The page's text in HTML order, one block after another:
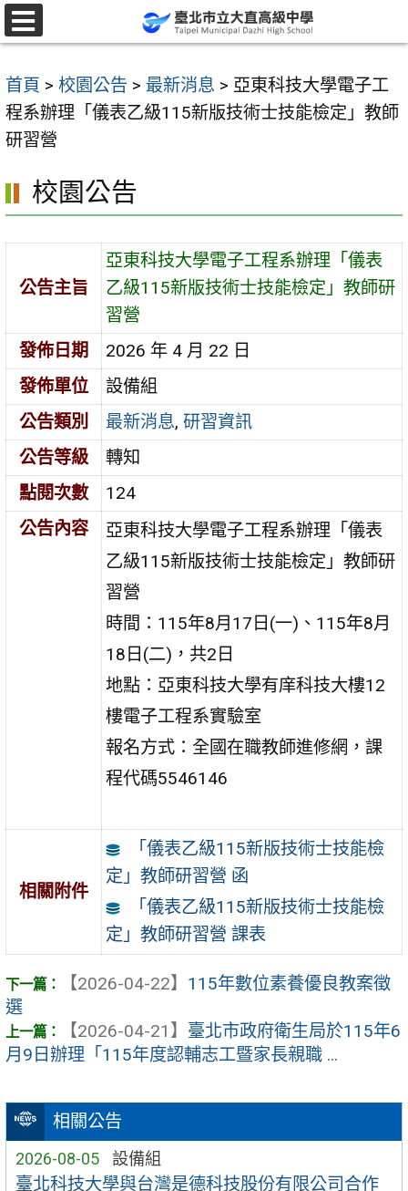
跳
至
要
內
容
首頁 > 校園公告 > 最新消息 > 亞東科技大學電子工
程系辦理「儀表乙級115新版技術士技能檢定」教師
研習營
相關公告
2026-08-05 設備組
臺北科技大學與台灣是德科技股份有限公司合作
校園公告
公告主旨
亞東科技大學電子工程系辦理「儀表
乙級115新版技術士技能檢定」教師研
習營
發佈日期
2026 年 4 月 22 日
發佈單位
設備組
公告類別
最新消息,研習資訊
公告等級
轉知
點閱次數
124
公告內容
亞東科技大學電子工程系辦理「儀表
乙級115新版技術士技能檢定」教師研
習營
時間：115年8月17日(一)、115年8月
18日(二)，共2日
地點：亞東科技大學有庠科技大樓12
樓電子工程系實驗室
報名方式：全國在職教師進修網，課
程代碼5546146
相關附件
「儀表乙級115新版技術士技能檢
定」教師研習營 函
「儀表乙級115新版技術士技能檢
定」教師研習營 課表
【2026-04-22】 115年數位素養優良教案徵
選
【2026-04-21】 臺北市政府衛生局於115年6
月9日辦理「115年度認輔志工暨家長親職 ...
選
單